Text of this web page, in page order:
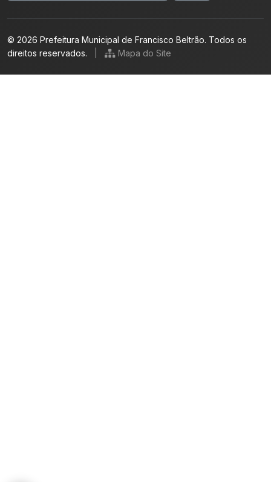
© 2026 Prefeitura Municipal de Francisco Beltrão. Todos os
direitos reservados.
Mapa do Site